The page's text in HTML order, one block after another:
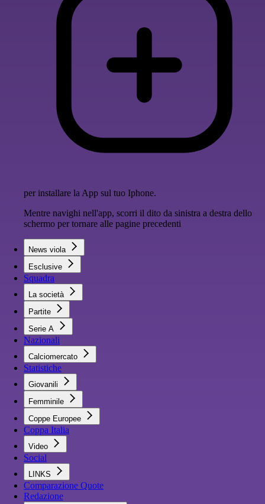
per installare la App sul tuo Iphone.
Mentre navighi nell'app, scorri il dito da sinistra a destra dello
schermo per tornare alle pagine precedenti
News viola
Esclusive
Squadra
La società
Partite
Serie A
Nazionali
Calciomercato
Statistiche
Giovanili
Femminile
Coppe Europee
Coppa Italia
Video
Social
LINKS
Comparazione Quote
Redazione